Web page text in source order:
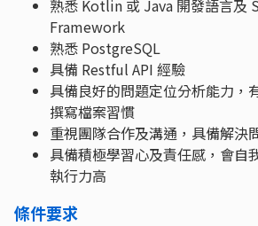
熟悉 Kotlin 或 Java 開發語言及
Framework
熟悉 PostgreSQL
具備 Restful API 經驗
具備良好的問題定位分析能力，
撰寫檔案習慣
重視團隊合作及溝通，具備解決
具備積極學習心及責任感，會自
執行力高
條件要求